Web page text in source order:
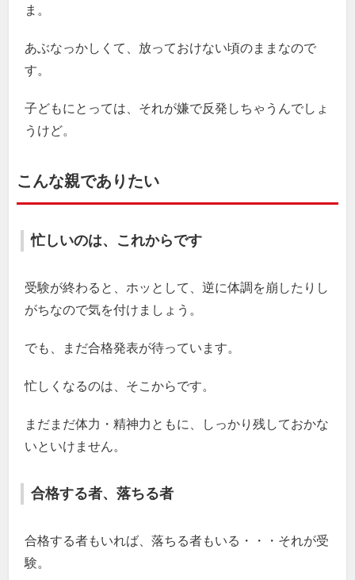
ま。
あぶなっかしくて、放っておけない頃のままなので
す。
子どもにとっては、それが嫌で反発しちゃうんでしょ
うけど。
こんな親でありたい
忙しいのは、これからです
受験が終わると、ホッとして、逆に体調を崩したりし
がちなので気を付けましょう。
でも、まだ合格発表が待っています。
忙しくなるのは、そこからです。
まだまだ体力・精神力ともに、しっかり残しておかな
いといけません。
合格する者、落ちる者
合格する者もいれば、落ちる者もいる・・・それが受
験。